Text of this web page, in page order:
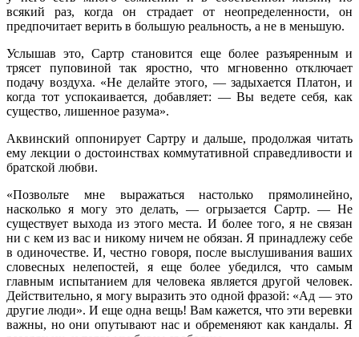
всякий раз, когда он страдает от неопределенности, он
предпочитает верить в большую реальность, а не в меньшую.
Услышав это, Сартр становится еще более разъяренным и
трясет пуповиной так яростно, что мгновенно отключает
подачу воздуха. «Не делайте этого, — задыхается Платон, и
когда тот успокаивается, добавляет: — Вы ведете себя, как
существо, лишенное разума».
Аквинский оппонирует Сартру и дальше, продолжая читать
ему лекции о достоинствах коммутативной справедливости и
братской любви.
«Позвольте мне выражаться настолько прямолинейно,
насколько я могу это делать, — огрызается Сартр. — Не
существует выхода из этого места. И более того, я не связан
ни с кем из вас и никому ничем не обязан. Я принадлежу себе
в одиночестве. И, честно говоря, после выслушивания ваших
словесных нелепостей, я еще более убедился, что самым
главным испытанием для человека является другой человек.
Действительно, я могу выразить это одной фразой: «Ад — это
другие люди». И еще одна вещь! Вам кажется, что эти веревки
важны, но они опутывают нас и обременяют как кандалы. Я